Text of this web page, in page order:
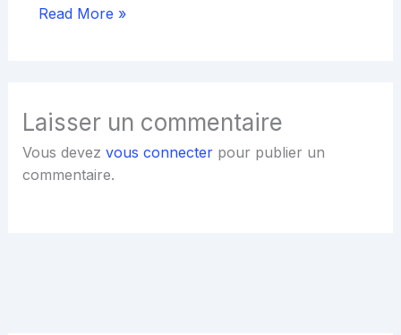
Read More »
Laisser un commentaire
Vous devez vous connecterpour publier un
commentaire.